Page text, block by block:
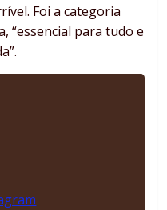
Foi a categoria
“essencial para tudo e